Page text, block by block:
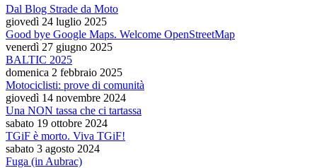
Dal Blog Strade da Moto
giovedì 24 luglio 2025
Good bye Google Maps. Welcome OpenStreetMap
venerdì 27 giugno 2025
BALTIC 2025
domenica 2 febbraio 2025
Motociclisti: prove di comunità
giovedì 14 novembre 2024
Una NON tassa che ci tartassa
sabato 19 ottobre 2024
TGiF è morto. Viva TGiF!
sabato 3 agosto 2024
Fuga (in Aubrac)